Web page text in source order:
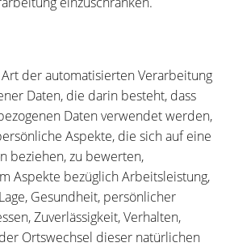
der automatisierten Verarbeitung
Daten, die darin besteht, dass
Daten verwendet werden,
Aspekte, die sich auf eine
beziehen, zu bewerten,
Aspekte bezüglich Arbeitsleistung,
Gesundheit, persönlicher
Zuverlässigkeit, Verhalten,
Ortswechsel dieser natürlichen